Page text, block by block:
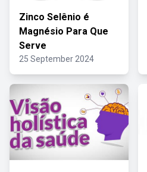
Zinco Selênio é
Magnésio Para Que
Serve
25 September 2024